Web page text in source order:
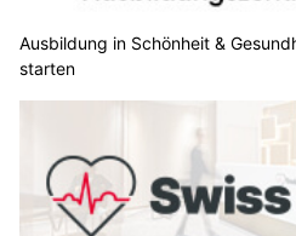
Ausbildung in Schönheit &
starten